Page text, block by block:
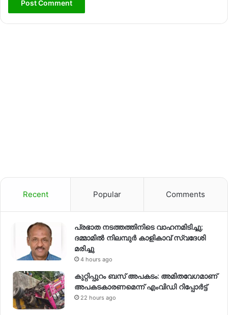
Recent Popular Comments
പ്രഭാത നടത്തത്തിനിടെ വാഹനമിടിച്ചു;
ദമ്മാമിൽ നിലമ്പുർ കാളികാവ് സ്വദേശി
മരിച്ചു
4 hours ago
കുറ്റിപ്പുറം ബസ് അപകടം: അമിതവേഗമാണ്
അപകടകാരണമെന്ന് എംവിഡി റിപ്പോർട്ട്
22 hours ago